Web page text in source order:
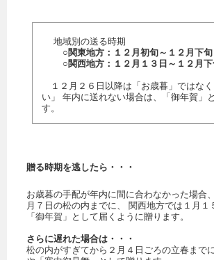
地域別の送る時期
○関東地方：１２月初旬～１２月下旬
○関西地方：１２月１３日～１２月
１２月２６日以降は「お歳暮」ではな
い」 年内に送れない場合は、「御年賀」
す。
贈る時期を逃したら・・・
お歳暮の手配が年内に間に合わなかった場合
月７日の松の内までに、 関西地方では１月１
「御年賀」として届くように贈ります。
さらに遅れた場合は・・・
松の内がすぎてから２月４日ごろの立春まで